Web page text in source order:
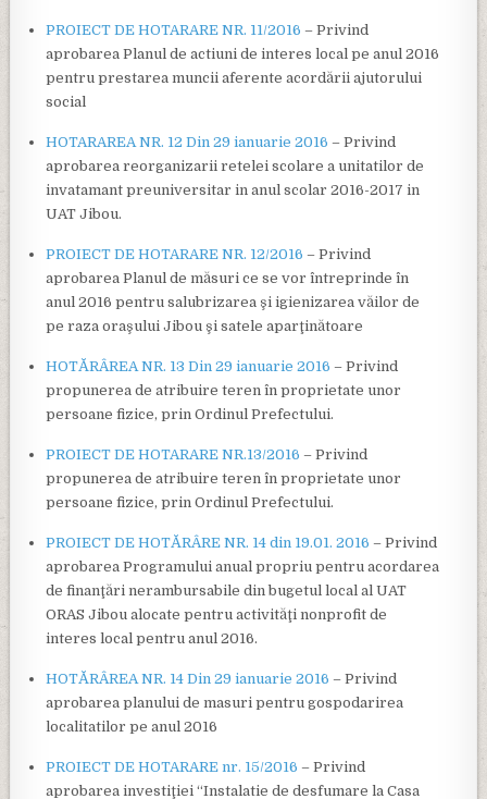
PROIECT DE HOTARARE NR. 11/2016 – Privind
aprobarea Planul de actiuni de interes local pe anul 2016
pentru prestarea muncii aferente acordării ajutorului
social
HOTARAREA NR. 12 Din 29 ianuarie 2016 – Privind
aprobarea reorganizarii retelei scolare a unitatilor de
invatamant preuniversitar in anul scolar 2016-2017 in
UAT Jibou.
PROIECT DE HOTARARE NR. 12/2016 – Privind
aprobarea Planul de măsuri ce se vor întreprinde în
anul 2016 pentru salubrizarea şi igienizarea văilor de
pe raza oraşului Jibou şi satele aparţinătoare
HOTĂRÂREA NR. 13 Din 29 ianuarie 2016 – Privind
propunerea de atribuire teren în proprietate unor
persoane fizice, prin Ordinul Prefectului.
PROIECT DE HOTARARE NR.13/2016 – Privind
propunerea de atribuire teren în proprietate unor
persoane fizice, prin Ordinul Prefectului.
PROIECT DE HOTĂRÂRE NR. 14 din 19.01. 2016 – Privind
aprobarea Programului anual propriu pentru acordarea
de finanţări nerambursabile din bugetul local al UAT
ORAS Jibou alocate pentru activităţi nonprofit de
interes local pentru anul 2016.
HOTĂRÂREA NR. 14 Din 29 ianuarie 2016 – Privind
aprobarea planului de masuri pentru gospodarirea
localitatilor pe anul 2016
PROIECT DE HOTARARE nr. 15/2016 – Privind
aprobarea investiţiei “Instalatie de desfumare la Casa